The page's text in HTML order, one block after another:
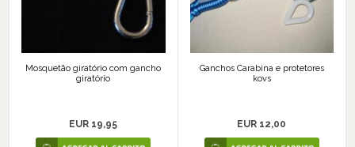
Mosquetão giratório com gancho
giratório
EUR 19,95
Ganchos Carabina e protetores
kovs
EUR 12,00